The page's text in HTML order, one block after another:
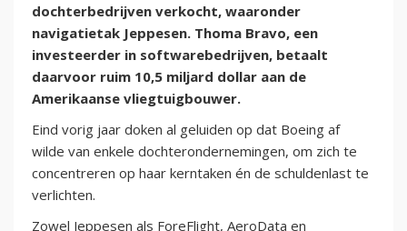
dochterbedrijven verkocht, waaronder
navigatietak Jeppesen. Thoma Bravo, een
investeerder in softwarebedrijven, betaalt
daarvoor ruim 10,5 miljard dollar aan de
Amerikaanse vliegtuigbouwer.
Eind vorig jaar doken al geluiden op dat Boeing af
wilde van enkele dochterondernemingen, om zich te
concentreren op haar kerntaken én de schuldenlast te
verlichten.
Zowel Jeppesen als ForeFlight, AeroData en